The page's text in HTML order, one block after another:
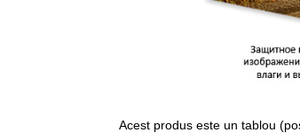
Acest produs este un tablou